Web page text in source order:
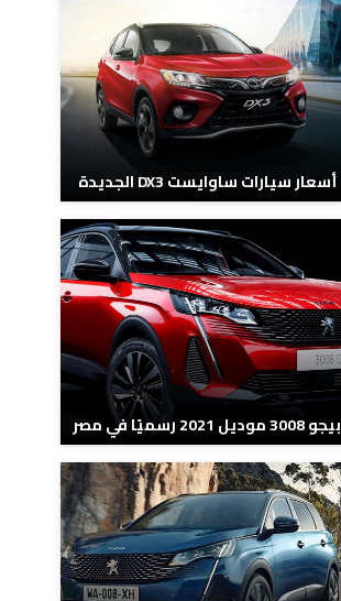
أسعار سيارات ساوايست DX3 الجديدة
بيجو 3008 موديل 2021 رسميًا في مصر